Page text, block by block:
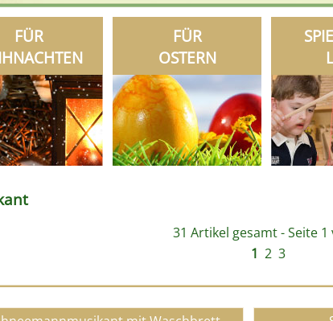
FÜR
FÜR
OSTERN
31 Artikel gesamt - Seite 1
1 2 3